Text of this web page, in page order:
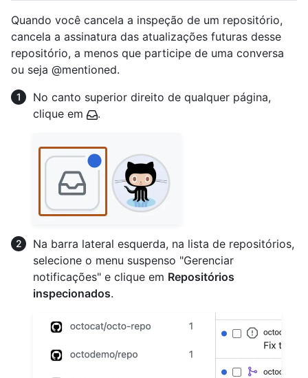
Quando você cancela a inspeção de um repositório,
cancela a assinatura das atualizações futuras desse
repositório, a menos que participe de uma conversa
ou seja @mentioned.
No canto superior direito de qualquer página,
clique em
.
Na barra lateral esquerda, na lista de repositórios,
selecione o menu suspenso "Gerenciar
notificações" e clique em Repositórios
inspecionados.